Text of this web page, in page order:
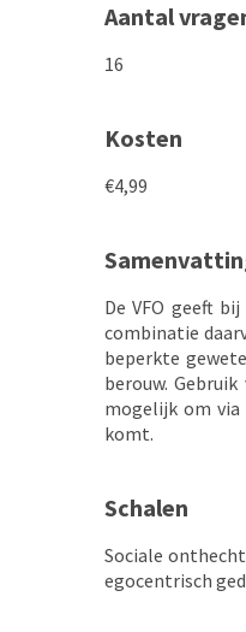
Aantal
16
Kosten
€4,99
De VFO geeft
combinatie
beperkte
berouw.
mogelijk om
komt.
Schalen
Sociale
egocentrisch